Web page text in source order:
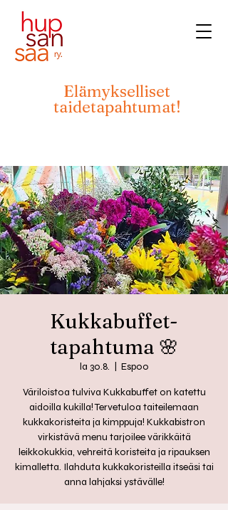
Elämykselliset
taidetapahtumat!
Kukkabuffet-
tapahtuma 🌸
la 30.8. Espoo
Väriloistoa tulviva Kukkabuffet on katettu
aidoilla kukilla! Tervetuloa taiteilemaan
kukkakoristeita ja kimppuja! Kukkabistron
virkistävä menu tarjoilee värikkäitä
leikkokukkia, vehreitä koristeita ja ripauksen
kimalletta. Ilahduta kukkakoristeilla itseäsi tai
anna lahjaksi ystävälle!